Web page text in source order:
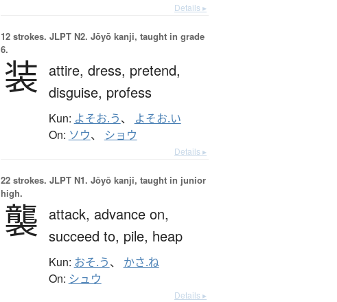
Details ▸
12 strokes. JLPT N2. Jōyō kanji, taught in grade
6.
装 attire, dress, pretend,
disguise, profess
Kun: よそお.う、 よそお.い
On: ソウ、 ショウ
Details ▸
22 strokes. JLPT N1. Jōyō kanji, taught in junior
high.
襲 attack, advance on,
succeed to, pile, heap
Kun: おそ.う、 かさ.ね
On: シュウ
Details ▸